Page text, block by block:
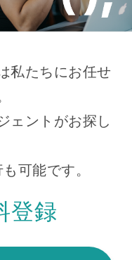
私たちにお任せ
ェントがお探し
可能です。
登録